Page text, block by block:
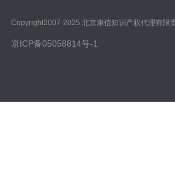
Copyright️2007-2025 北京康信知识产权代理有限
京ICP备05058814号-1